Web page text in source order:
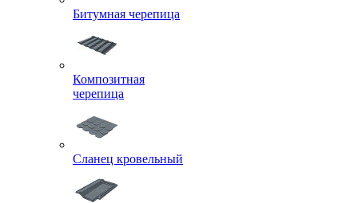
Битумная черепица
Композитная
черепица
Сланец кровельный